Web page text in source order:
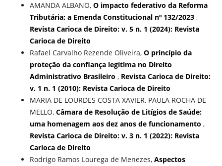
AMANDA ALBANO, O impacto federativo da Reforma
Tributária: a Emenda Constitucional nº 132/2023 ,
Revista Carioca de Direito: v. 5 n. 1 (2024): Revista
Carioca de Direito
Rafael Carvalho Rezende Oliveira, O princípio da
proteção da confiança legítima no Direito
Administrativo Brasileiro , Revista Carioca de Direito:
v. 1 n. 1 (2010): Revista Carioca de Direito
MARIA DE LOURDES COSTA XAVIER, PAULA ROCHA DE
MELLO, Câmara de Resolução de Litígios de Saúde:
uma homenagem aos dez anos de funcionamento ,
Revista Carioca de Direito: v. 3 n. 1 (2022): Revista
Carioca de Direito
Rodrigo Ramos Lourega de Menezes, Aspectos